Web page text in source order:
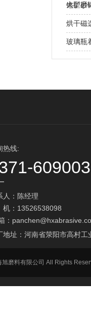
大型磨
处？
铬矿砂
烘干磁
玻璃瓶
热线:
人：陈经理
：13526538098
：
地址：河南省荥阳市高村工
旭磨料有限公司 All Rights